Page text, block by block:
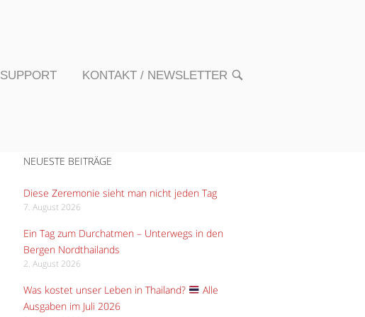
SUPPORT KONTAKT / NEWSLETTER OPEN
NEUESTE BEITRÄGE
Diese Zeremonie sieht man nicht jeden Tag
7. August 2026
Ein Tag zum Durchatmen – Unterwegs in den
Bergen Nordthailands
2. August 2026
Was kostet unser Leben in Thailand?
Alle
Ausgaben im Juli 2026